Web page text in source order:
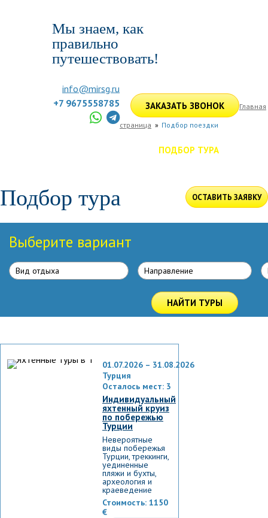
Мы знаем, как
правильно
путешествовать!
info@mirsg.ru
+7 9675558785
ЗАКАЗАТЬ ЗВОНОК
ПОДБОР ТУРА
ОСТАВИТЬ ЗАЯВКУ
Главная
страница Подбор поездки
Подбор тура
Выберите вариант
Вид отдыха Направлениe
НАЙТИ ТУРЫ
01.07.2026 – 31.08.2026
Турция
Осталось мест: 3
Индивидуальный
яхтенный круиз
по побережью
Турции
Невероятные
виды побережья
Турции, треккинги,
уединенные
пляжи и бухты,
археология и
краеведение
Стоимость: 1150
€